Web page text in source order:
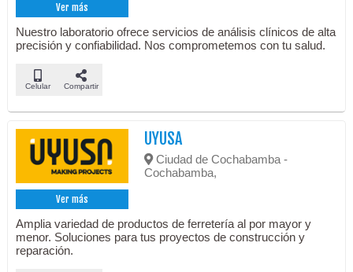
Ver más
Nuestro laboratorio ofrece servicios de análisis clínicos de alta
precisión y confiabilidad. Nos comprometemos con tu salud.
Celular Compartir
Ver más
UYUSA
Ciudad de Cochabamba -
Cochabamba,
Amplia variedad de productos de ferretería al por mayor y
menor. Soluciones para tus proyectos de construcción y
reparación.